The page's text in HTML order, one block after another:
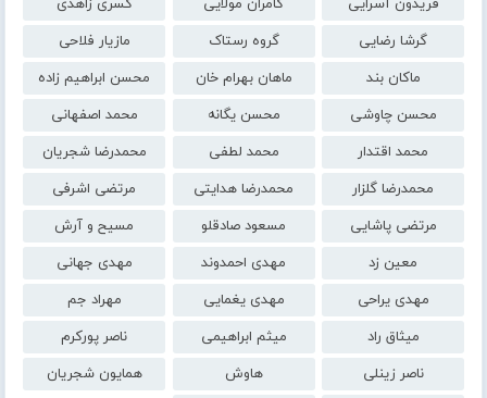
فریدون آسرایی
کامران مولایی
کسری زاهدی
گرشا رضایی
گروه رستاک
مازیار فلاحی
ماکان بند
ماهان بهرام خان
محسن ابراهیم زاده
محسن چاوشی
محسن یگانه
محمد اصفهانی
محمد اقتدار
محمد لطفی
محمدرضا شجریان
محمدرضا گلزار
محمدرضا هدایتی
مرتضی اشرفی
مرتضی پاشایی
مسعود صادقلو
مسیح و آرش
معین زد
مهدی احمدوند
مهدی جهانی
مهدی یراحی
مهدی یغمایی
مهراد جم
میثاق راد
میثم ابراهیمی
ناصر پورکرم
ناصر زینلی
هاوش
همایون شجریان